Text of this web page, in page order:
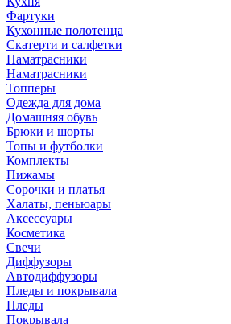
Фартуки
Кухонные полотенца
Скатерти и салфетки
Наматрасники
Наматрасники
Топперы
Одежда для дома
Домашняя обувь
Брюки и шорты
Топы и футболки
Комплекты
Пижамы
Сорочки и платья
Халаты, пеньюары
Аксессуары
Косметика
Свечи
Диффузоры
Автодиффузоры
Пледы и покрывала
Пледы
Покрывала